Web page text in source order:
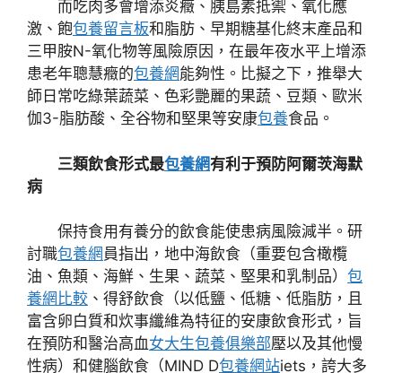
而吃肉多會增添炎癥、胰島素抵禦、氧化應
激、飽包養留言板和脂肪、早期糖基化終末產品和
三甲胺N-氧化物等風險原因，在最年夜水平上增添
患老年聰慧癥的包養網能夠性。比擬之下，推舉大
師日常吃綠葉蔬菜、色彩艷麗的果蔬、豆類、歐米
伽3-脂肪酸、全谷物和堅果等安康包養食品。
三類飲食形式最包養網有利于預防阿爾茨海默
病
保持食用有養分的飲食能使患病風險減半。研
討職包養網 員指出，地中海飲食（重要包含橄欖
油、魚類、海鮮、生果、蔬菜、堅果和乳制品） 包
養網比較 、得舒飲食（以低鹽、低糖、低脂肪，且
富含卵白質和炊事纖維為特征的安康飲食形式，旨
在預防和醫治高血女大生包養俱樂部壓以及其他慢
性病）和健腦飲食（MIND D包養網站iets，誇大多